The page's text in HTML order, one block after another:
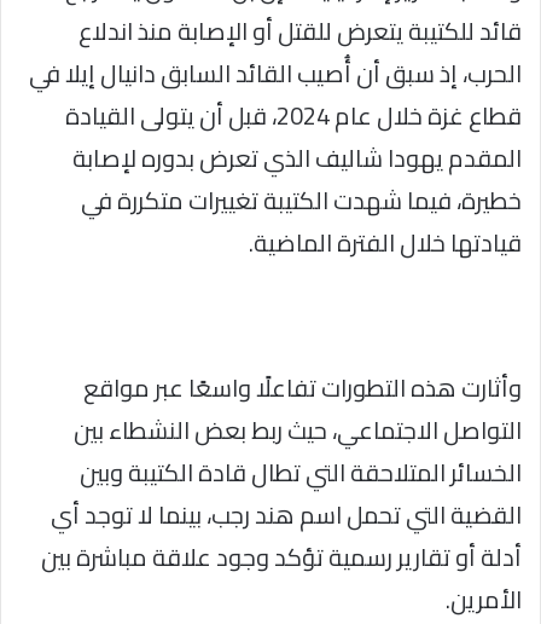
قائد للكتيبة يتعرض للقتل أو الإصابة منذ اندلاع
الحرب، إذ سبق أن أُصيب القائد السابق دانيال إيلا في
قطاع غزة خلال عام 2024، قبل أن يتولى القيادة
المقدم يهودا شاليف الذي تعرض بدوره لإصابة
خطيرة، فيما شهدت الكتيبة تغييرات متكررة في
قيادتها خلال الفترة الماضية.
وأثارت هذه التطورات تفاعلًا واسعًا عبر مواقع
التواصل الاجتماعي، حيث ربط بعض النشطاء بين
الخسائر المتلاحقة التي تطال قادة الكتيبة وبين
القضية التي تحمل اسم هند رجب، بينما لا توجد أي
أدلة أو تقارير رسمية تؤكد وجود علاقة مباشرة بين
الأمرين.